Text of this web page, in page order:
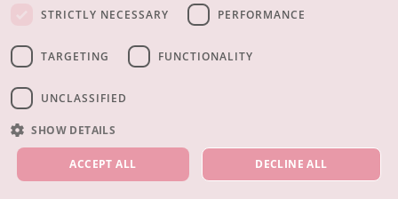
NUESTROS PRODUCTOS
CONTACTO
© 2023 - 2026 Diadermine
STRICTLY NECESSARY
PERFORMANCE
TARGETING FUNCTIONALITY
UNCLASSIFIED
SHOW DETAILS
ACCEPT ALL DECLINE ALL